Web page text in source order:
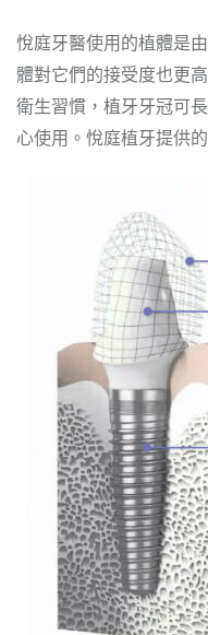
悅庭牙醫使用的植體是
體對它們的接受度也更
衛生習慣，植牙牙冠可
心使用。悅庭植牙提供